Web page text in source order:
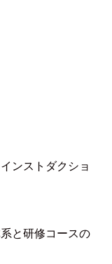
ンストダクショ
と研修コースの